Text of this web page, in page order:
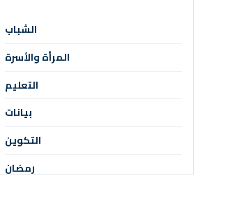
بيانات
فضاء المرأة والأسرة
الأبحاث
مقالات
الأنشطة العلمية
فعاليات المجلس
الشباب
المرأة والأسرة
التعليم
بيانات
التكوين
رمضان